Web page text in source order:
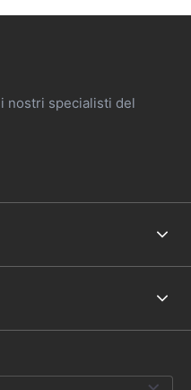
nostri specialisti del